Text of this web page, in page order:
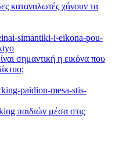
καταναλωτές χάνουν τα
σημαντική η εικόνα που
παιδιών μέσα στις